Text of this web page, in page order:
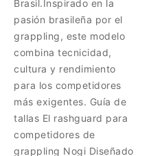
Brasil.Inspirado en la
pasión brasileña por el
grappling, este modelo
combina tecnicidad,
cultura y rendimiento
para los competidores
más exigentes. Guía de
tallas El rashguard para
competidores de
grappling Nogi Diseñado